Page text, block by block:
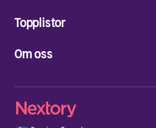
Om oss
Topplistor